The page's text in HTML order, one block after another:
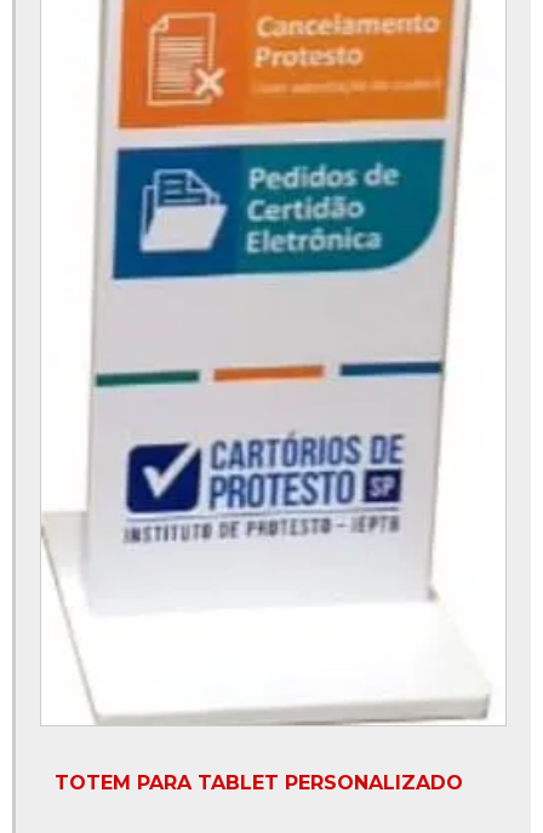
Totem impressão de senhas
Totem interativo
Totem interativo para eventos
Totem interativo touch screen
Totem interativo touch screen preço
Totem multimídia
Totem para emissão de senhas
Totem para empresas
Totem para pagamento
Totem para retirada de senha
Totem para tablet
Totem para tirar senha
TOTEM PARA TABLET PERSONALIZADO